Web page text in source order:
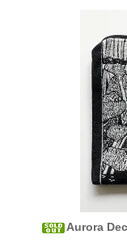
Aurora